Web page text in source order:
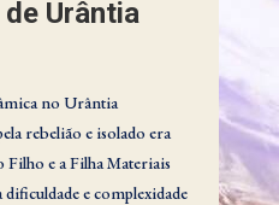
de Urântia
no Urântia
rebelião e isolado era
Filho e a Filha Materiais
e complexidade